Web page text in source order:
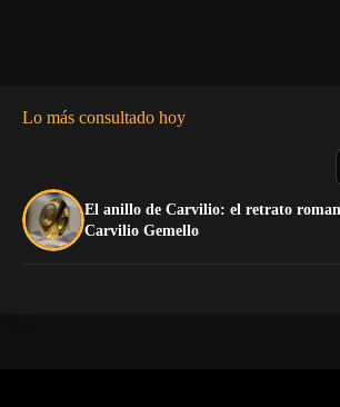
Lo más consultado hoy
El anillo de Carvilio: el retrato
Carvilio Gemello